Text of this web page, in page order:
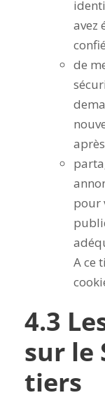
avez
de
pour
A ce
4.3
sur le
tiers